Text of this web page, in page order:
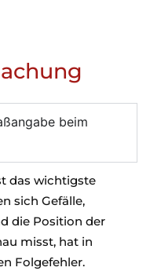
beim
das wichtigste
sich Gefälle,
die Position der
misst, hat in
Folgefehler.